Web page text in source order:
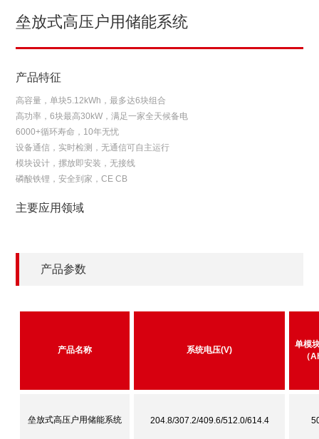
垒放式高压户用储能系统
产品特征
高容量，单块5.12kWh，最多达6块组合
高功率，6块最高30kW，满足一家全天候备电
6000+循环寿命，10年无忧
设备通信，实时检测，无通信可自主运行
模块设计，摞放即安装，无接线
磷酸铁锂，安全到家，CE CB
主要应用领域
产品参数
产品名称 系统电压(V)
单模
（
垒放式高压户用储能系统 204.8/307.2/409.6/512.0/614.4